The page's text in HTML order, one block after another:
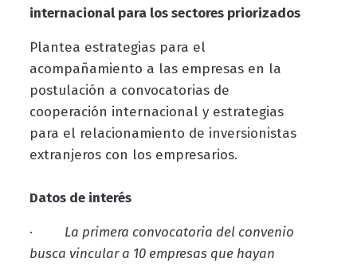
internacional para los sectores priorizados
Plantea estrategias para el
acompañamiento a las empresas en la
postulación a convocatorias de
cooperación internacional y estrategias
para el relacionamiento de inversionistas
extranjeros con los empresarios.
Datos de interés
· La primera convocatoria del convenio
busca vincular a 10 empresas que hayan